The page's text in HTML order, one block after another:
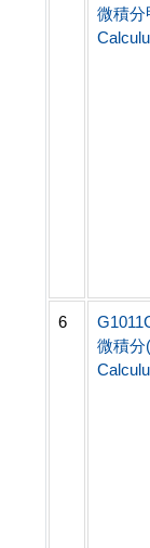
微積分
6
微積分